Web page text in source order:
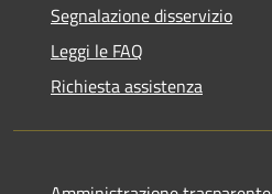
Segnalazione disservizio
Leggi le FAQ
Richiesta assistenza